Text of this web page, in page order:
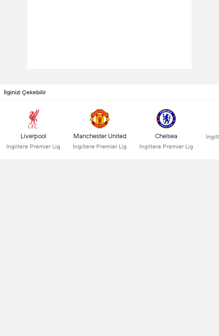
İlginizi Çekebilir
Liverpool
İngiltere Premier Lig
Manchester United
İngiltere Premier Lig
Chelsea
İngiltere Premier Lig